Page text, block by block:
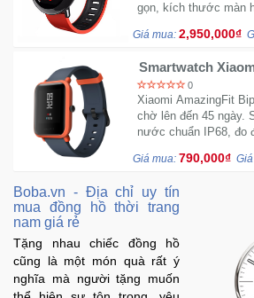
gọn, kích thước màn
tim.đếm bước chân.
Giá mua: 2,950,000₫
Smartwatch
Vòng đeo tay sức
0
Xiaomi AmazingFit
chờ lên đến 45 ngày.
nước chuẩn IP68, đo
Giá mua: 790,000₫
Boba.vn - Địa chỉ uy tín
mua đồng hồ thời trang
nam giá rẻ
Tặng nhau chiếc đồng hồ
cũng là một món quà rất ý
nghĩa mà người tặng muốn